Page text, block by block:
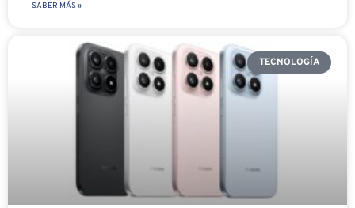
SABER MÁS »
TECNOLOGÍA